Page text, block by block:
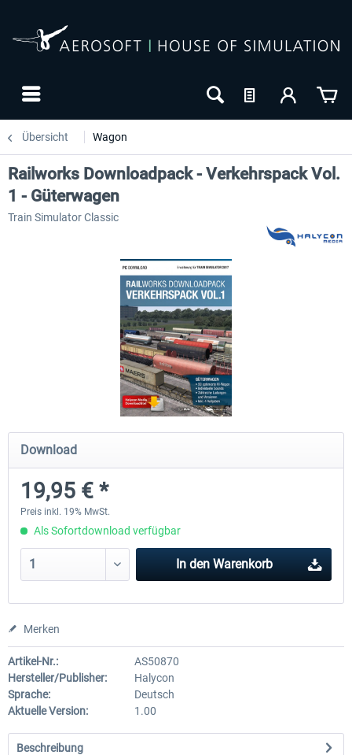
Übersicht Wagon
LAAERS - Autotransportwagon
Railworks Downloadpack - Verkehrspack Vol.
1 - Güterwagen
Train Simulator Classic
Download
19,95 € *
Preis inkl. 19% MwSt.
Als Sofortdownload verfügbar
In den Warenkorb
Merken
Artikel-Nr.:
AS50870
Hersteller/Publisher:
Halycon
Sprache:
Deutsch
Aktuelle Version:
1.00
Beschreibung